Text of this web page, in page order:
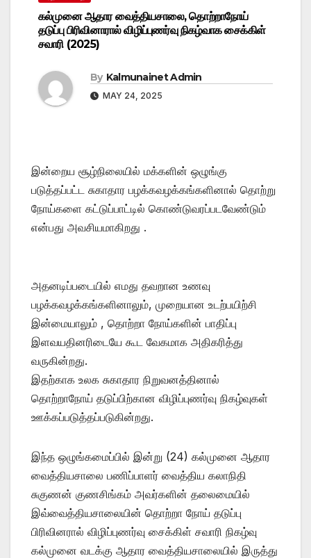
கல்முனை ஆதார வைத்தியசாலை, தொற்றாநோய்
தடுப்பு பிரிவினாரால் விழிப்புணர்வு நிகழ்வாக சைக்கிள்
சவாரி (2025)
By Kalmunainet Admin
MAY 24, 2025
இன்றைய சூழ்நிலையில் மக்களின் ஒழுங்கு
படுத்தப்பட்ட சுகாதார பழக்கவழக்கங்களினால் தொற்று
நோய்களை கட்டுப்பாட்டில் கொண்டுவரப்படவேண்டும்
என்பது அவசியமாகிறது .
அதனடிப்படையில் எமது தவறான உணவு
பழக்கவழக்கங்களினாலும், முறையான உடற்பயிற்சி
இன்மையாலும் , தொற்றா நோய்களின் பாதிப்பு
இளவயதினரிடையே கூட வேகமாக அதிகரித்து
வருகின்றது.
இதற்காக உலக சுகாதார நிறுவனத்தினால்
தொற்றாநோய் தடுப்பிற்கான விழிப்புணர்வு நிகழ்வுகள்
ஊக்கப்படுத்தப்படுகின்றது.
இந்த ஒழுங்கமைப்பில் இன்று (24) கல்முனை ஆதார
வைத்தியசாலை பணிப்பாளர் வைத்திய கலாநிதி
சுகுணன் குணசிங்கம் அவர்களின் தலைமையில்
இவ்வைத்தியசாலையின் தொற்றா நோய் தடுப்பு
பிரிவினரால் விழிப்புணர்வு சைக்கிள் சவாரி நிகழ்வு
கல்முனை வடக்கு ஆதார வைத்தியசாலையில் இருத்து